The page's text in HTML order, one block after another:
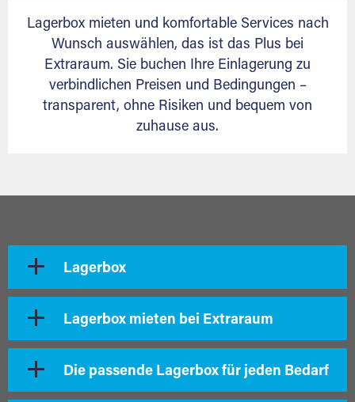
Lagerbox mieten und komfortable Services nach
Wunsch auswählen, das ist das Plus bei
Extraraum. Sie buchen Ihre Einlagerung zu
verbindlichen Preisen und Bedingungen –
transparent, ohne Risiken und bequem von
zuhause aus.
Lagerbox
Lagerbox mieten bei Extraraum
Die passende Lagerbox für jeden Bedarf